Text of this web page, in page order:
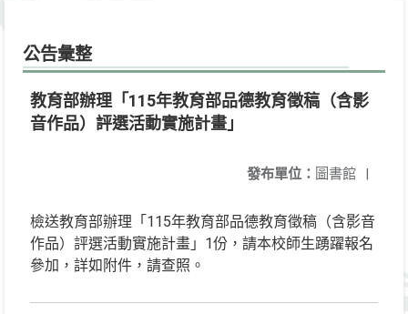
公告彙整
教育部辦理「115年教育部品德教育徵稿（含影
音作品）評選活動實施計畫」
發布單位： 圖書館 |
檢送教育部辦理「115年教育部品德教育徵稿（含影音
作品）評選活動實施計畫」1份，請本校師生踴躍報名
參加，詳如附件，請查照。